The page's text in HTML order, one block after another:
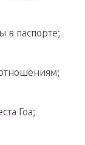
в паспорте;
Гоа;